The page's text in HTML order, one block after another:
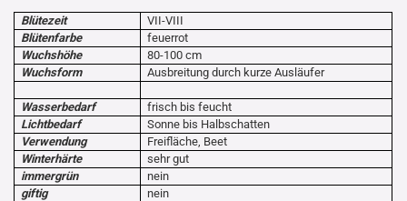
Blütezeit
VII-VIII
Blütenfarbe
feuerrot
Wuchshöhe
80-100 cm
Wuchsform
Ausbreitung durch kurze Ausläufer
Wasserbedarf
frisch bis feucht
Lichtbedarf
Sonne bis Halbschatten
Verwendung
Freifläche, Beet
Winterhärte
sehr gut
immergrün
nein
giftig
nein